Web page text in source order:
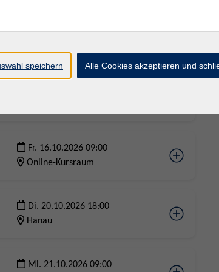
Fr. 09.10.2026 19:00
Fr. 16.10.2026 09:00
Online-Kursraum
Di. 20.10.2026 18:00
Hanau
Mi. 21.10.2026 09:00
speichern Alle Cookies akzeptieren und